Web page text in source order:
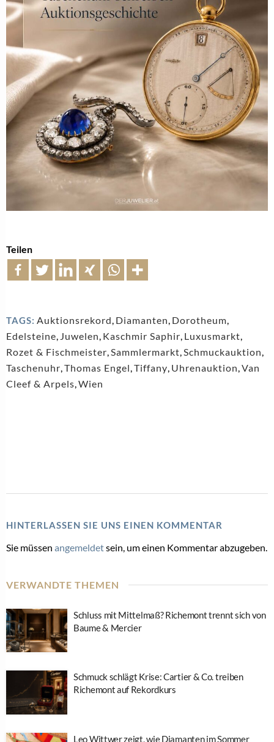
Teilen
TAGS: Auktionsrekord Diamanten Dorotheum
Edelsteine Juwelen Kaschmir Saphir Luxusmarkt
Rozet & Fischmeister Sammlermarkt Schmuckauktion
Taschenuhr Thomas Engel Tiffany Uhrenauktion Van
Cleef & Arpels Wien
HINTERLASSEN SIE UNS EINEN KOMMENTAR
Sie müssen angemeldetsein, um einen Kommentar abzugeben.
VERWANDTE THEMEN
Schluss mit Mittelmaß? Richemont trennt sich von
Baume & Mercier
Schmuck schlägt Krise: Cartier & Co. treiben
Richemont auf Rekordkurs
Leo Wittwer zeigt, wie Diamanten im Sommer